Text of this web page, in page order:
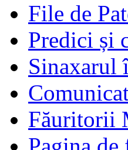
File de
Predici și
Sinaxarul
Făuritorii